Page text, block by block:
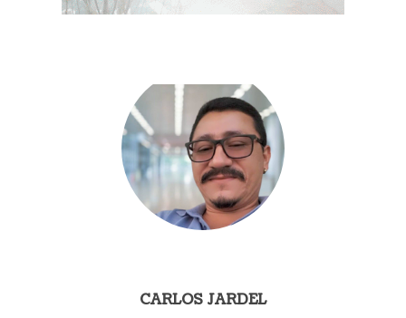
CARLOS JARDEL